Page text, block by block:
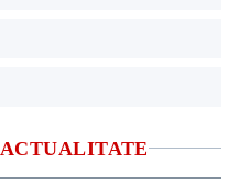
ACTUALITATE